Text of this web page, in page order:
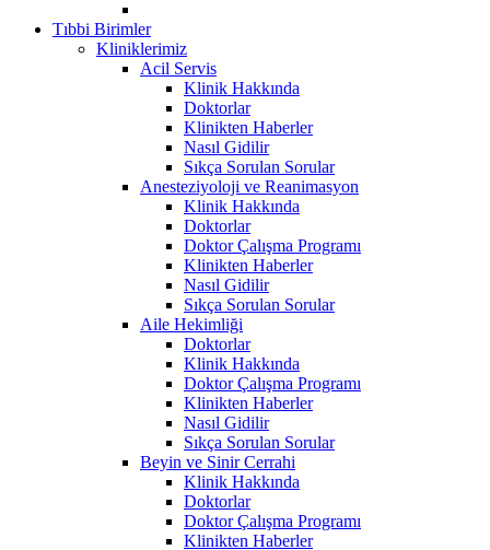
Tıbbi Birimler
Kliniklerimiz
Acil Servis
Klinik Hakkında
Doktorlar
Klinikten Haberler
Nasıl Gidilir
Sıkça Sorulan Sorular
Anesteziyoloji ve Reanimasyon
Klinik Hakkında
Doktorlar
Doktor Çalışma Programı
Klinikten Haberler
Nasıl Gidilir
Sıkça Sorulan Sorular
Aile Hekimliği
Doktorlar
Klinik Hakkında
Doktor Çalışma Programı
Klinikten Haberler
Nasıl Gidilir
Sıkça Sorulan Sorular
Beyin ve Sinir Cerrahi
Klinik Hakkında
Doktorlar
Doktor Çalışma Programı
Klinikten Haberler